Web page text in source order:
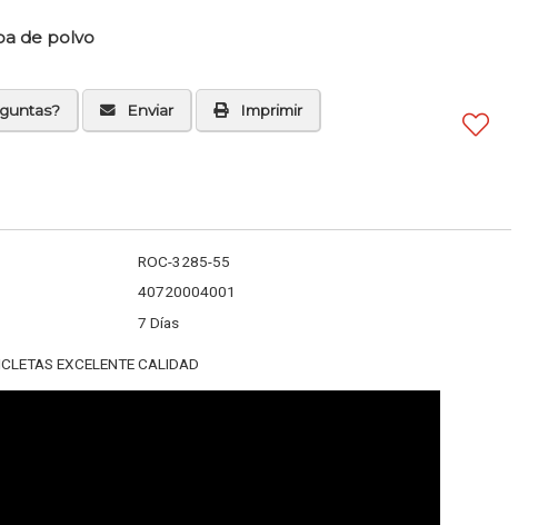
de polvo
Enviar Imprimir
ROC-3285-55
40720004001
7 Días